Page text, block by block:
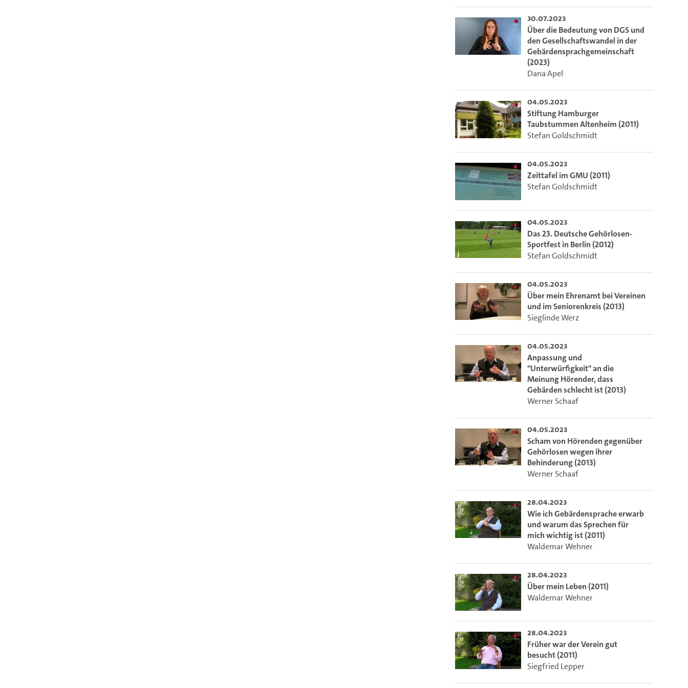
30.07.2023
Über die Bedeutung von DGS und
den Gesellschaftswandel in der
Gebärdensprachgemeinschaft
(2023)
Dana Apel
04.05.2023
Stiftung Hamburger
Taubstummen Altenheim (2011)
Stefan Goldschmidt
04.05.2023
Zeittafel im GMU (2011)
Stefan Goldschmidt
04.05.2023
Das 23. Deutsche Gehörlosen-
Sportfest in Berlin (2012)
Stefan Goldschmidt
04.05.2023
Über mein Ehrenamt bei Vereinen
und im Seniorenkreis (2013)
Sieglinde Werz
04.05.2023
Anpassung und
"Unterwürfigkeit" an die
Meinung Hörender, dass
Gebärden schlecht ist (2013)
Werner Schaaf
04.05.2023
Scham von Hörenden gegenüber
Gehörlosen wegen ihrer
Behinderung (2013)
Werner Schaaf
28.04.2023
Wie ich Gebärdensprache erwarb
und warum das Sprechen für
mich wichtig ist (2011)
Waldemar Wehner
28.04.2023
Über mein Leben (2011)
Waldemar Wehner
28.04.2023
Früher war der Verein gut
besucht (2011)
Siegfried Lepper